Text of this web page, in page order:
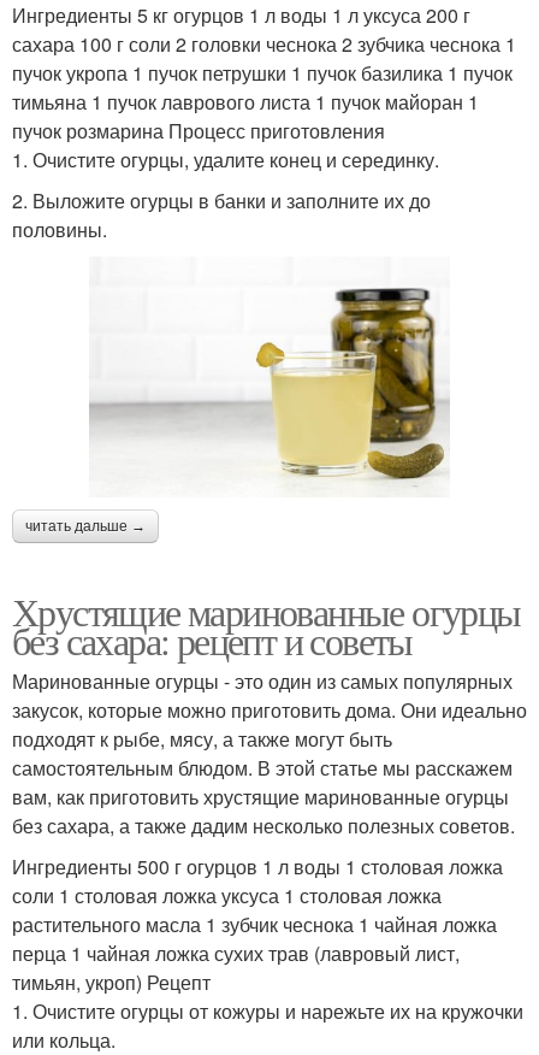
Ингредиенты 5 кг огурцов 1 л воды 1 л уксуса 200 г
сахара 100 г соли 2 головки чеснока 2 зубчика чеснока 1
пучок укропа 1 пучок петрушки 1 пучок базилика 1 пучок
тимьяна 1 пучок лаврового листа 1 пучок майоран 1
пучок розмарина Процесс приготовления
1. Очистите огурцы, удалите конец и серединку.
2. Выложите огурцы в банки и заполните их до
половины.
читать дальше →
Хрустящие маринованные огурцы
без сахара: рецепт и советы
Маринованные огурцы - это один из самых популярных
закусок, которые можно приготовить дома. Они идеально
подходят к рыбе, мясу, а также могут быть
самостоятельным блюдом. В этой статье мы расскажем
вам, как приготовить хрустящие маринованные огурцы
без сахара, а также дадим несколько полезных советов.
Ингредиенты 500 г огурцов 1 л воды 1 столовая ложка
соли 1 столовая ложка уксуса 1 столовая ложка
растительного масла 1 зубчик чеснока 1 чайная ложка
перца 1 чайная ложка сухих трав (лавровый лист,
тимьян, укроп) Рецепт
1. Очистите огурцы от кожуры и нарежьте их на кружочки
или кольца.